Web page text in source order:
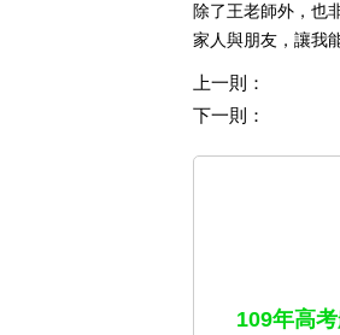
除了王老師外，也
家人與朋友，讓我
上一則：
下一則：
109年高